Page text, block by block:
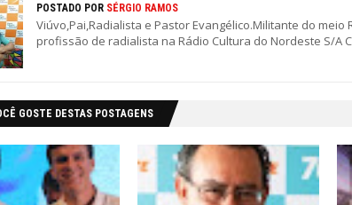
POSTADO POR SÉRGIO RAMOS
Viúvo,Pai,Radialista e Pastor Evangélico.Militante do meio
profissão de radialista na Rádio Cultura do Nordeste S/A
GOSTE DESTAS POSTAGENS